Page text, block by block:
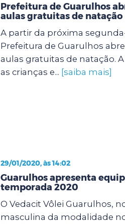
Prefeitura de Guarulhos
aulas gratuitas de natação
A partir da próxima segunda-
Prefeitura de Guarulhos
aulas gratuitas de natação.
as crianças e... [saiba mais]
29/01/2020, às 14:02
Guarulhos apresenta
temporada 2020
O Vedacit Vôlei Guarulhos,
masculina da modalidade